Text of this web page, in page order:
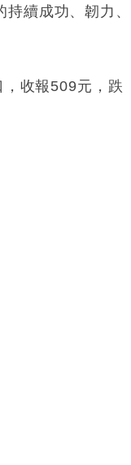
續成功、韌力、
收報509元，跌